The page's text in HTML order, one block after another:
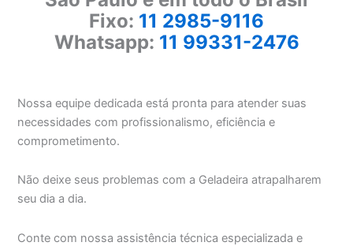
Fixo: 11 2985-9116
Whatsapp: 11 99331-2476
Nossa equipe dedicada está pronta para atender suas
necessidades com profissionalismo, eficiência e
comprometimento.
Não deixe seus problemas com a Geladeira atrapalharem
seu dia a dia.
Conte com nossa assistência técnica especializada e